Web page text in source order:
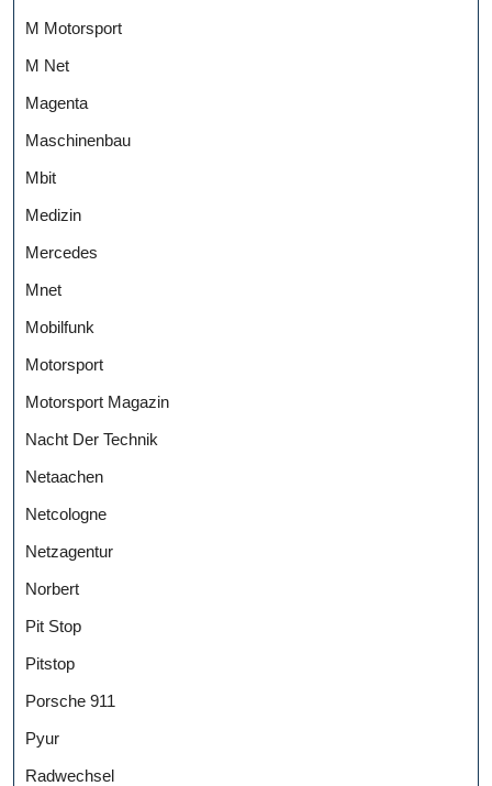
M Motorsport
M Net
Magenta
Maschinenbau
Mbit
Medizin
Mercedes
Mnet
Mobilfunk
Motorsport
Motorsport Magazin
Nacht Der Technik
Netaachen
Netcologne
Netzagentur
Norbert
Pit Stop
Pitstop
Porsche 911
Pyur
Radwechsel